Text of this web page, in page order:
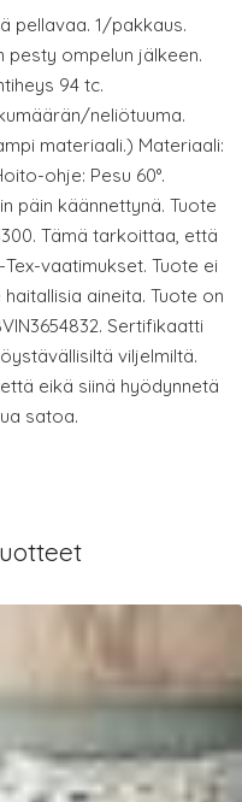
pellavaa. 1/pakkaus.
pesty ompelun jälkeen.
94 tc.
neliötuuma.
materiaali.) Materiaali:
ohje: Pesu 60°.
päin käännettynä. Tuote
Tämä tarkoittaa, että
vaatimukset. Tuote ei
aineita. Tuote on
Sertifikaatti
viljelmiltä.
eikä siinä hyödynnetä
satoa.